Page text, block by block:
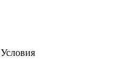
Условия